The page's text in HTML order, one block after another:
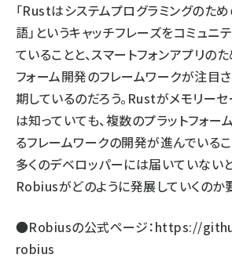
「Rustはシステムプログラミングのた
語」というキャッチフレーズをコミュニ
ていることと、スマートフォンアプリの
フォーム開発のフレームワークが注目
期しているのだろう。Rustがメモリー
は知っていても、複数のプラットフォ
るフレームワークの開発が進んでいる
多くのデベロッパーには届いていない
Robiusがどのように発展していくのか
●Robiusの公式ページ：https://
robius